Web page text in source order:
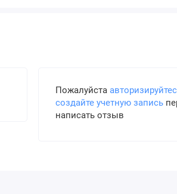
Пожалуйста
создайте учетную запись
написать отзыв